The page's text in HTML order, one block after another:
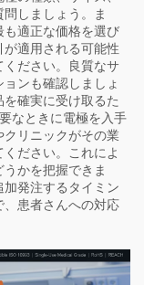
しましょう。ま
適正な価格を選び
適用される可能性
ださい。良質なサ
ンも確認しましょ
確実に受け取るた
なときに電極を入手
リニックがその業
ださい。これによ
かを把握できま
発注するタイミン
患者さんへの対応